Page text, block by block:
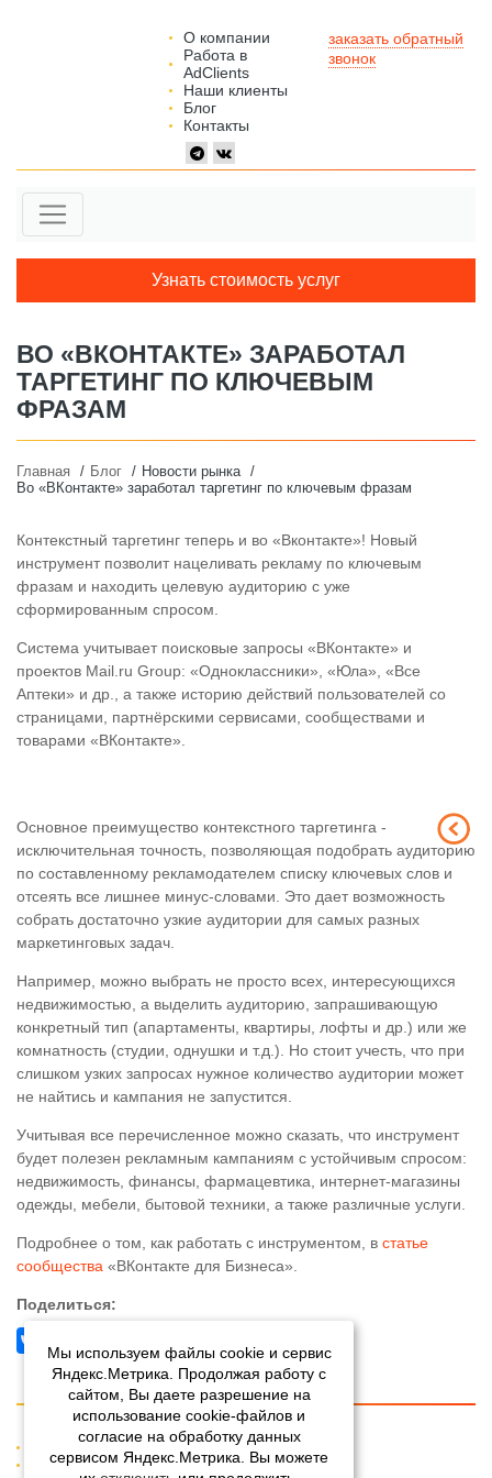
Мы используем файлы cookie и сервис
Яндекс.Метрика. Продолжая работу с
сайтом, Вы даете разрешение на
использование cookie-файлов и
согласие на обработку данных
сервисом Яндекс.Метрика. Вы можете
О компании
Работа в
AdClients
Наши клиенты
Блог
Контакты
заказать обратный
звонок
Узнать стоимость услуг
ВО «ВКОНТАКТЕ» ЗАРАБОТАЛ
ТАРГЕТИНГ ПО КЛЮЧЕВЫМ
ФРАЗАМ
Главная Блог
Новости рынка
Во «ВКонтакте» заработал таргетинг по ключевым фразам
Контекстный таргетинг теперь и во «Вконтакте»! Новый
инструмент позволит нацеливать рекламу по ключевым
фразам и находить целевую аудиторию с уже
сформированным спросом.
Система учитывает поисковые запросы «ВКонтакте» и
проектов Mail.ru Group: «Одноклассники», «Юла», «Все
Аптеки» и др., а также историю действий пользователей со
страницами, партнёрскими сервисами, сообществами и
товарами «ВКонтакте».
Основное преимущество контекстного таргетинга -
исключительная точность, позволяющая подобрать аудиторию
по составленному рекламодателем списку ключевых слов и
отсеять все лишнее минус-словами. Это дает возможность
собрать достаточно узкие аудитории для самых разных
маркетинговых задач.
Например, можно выбрать не просто всех, интересующихся
недвижимостью, а выделить аудиторию, запрашивающую
конкретный тип (апартаменты, квартиры, лофты и др.) или же
комнатность (студии, однушки и т.д.). Но стоит учесть, что при
слишком узких запросах нужное количество аудитории может
не найтись и кампания не запустится.
Учитывая все перечисленное можно сказать, что инструмент
будет полезен рекламным кампаниям с устойчивым спросом:
недвижимость, финансы, фармацевтика, интернет-магазины
одежды, мебели, бытовой техники, а также различные услуги.
Подробнее о том, как работать с инструментом, в статье
сообщества «ВКонтакте для Бизнеса».
Поделиться:
О компании
Работа в AdClients